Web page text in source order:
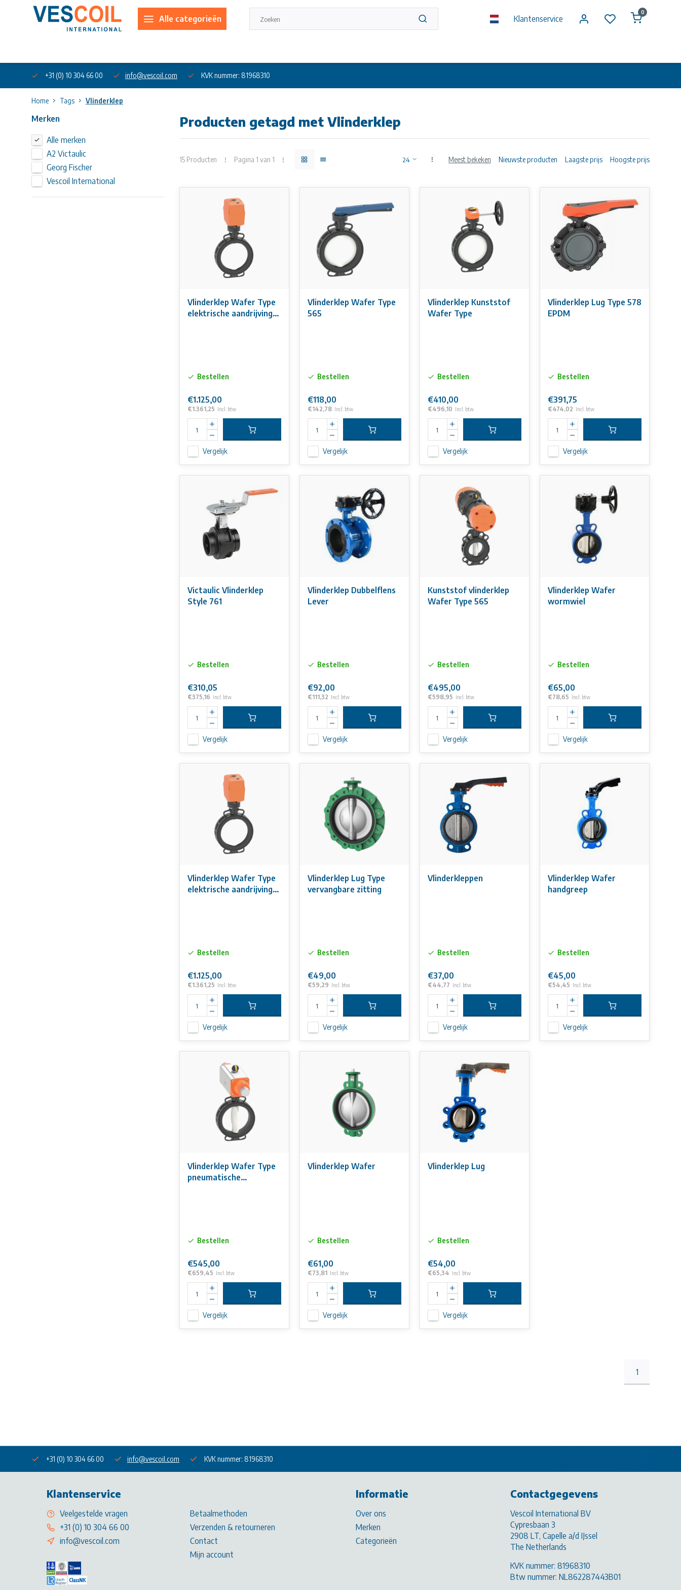
Alle categorieën Klantenservice
0
+31 (0) 10 304 66 00 info@vescoil.com KVK nummer: 81968310
Home Tags Vlinderklep
Merken
Alle merken
A2 Victaulic
Georg Fischer
Vescoil International
Producten getagd met Vlinderklep
15 Producten Pagina 1 van 1 Meest bekeken Nieuwste producten Laagste prijs Hoogste prijs
Vlinderklep Wafer Type
elektrische aandrijving
Bestellen
€1.125,00
€1.361,25 Incl. btw
Vergelijk
Vlinderklep Wafer Type
565
Bestellen
€118,00
€142,78 Incl. btw
Vergelijk
Vlinderklep Kunststof
Wafer Type
Bestellen
€410,00
€496,10 Incl. btw
Vergelijk
Vlinderklep Lug Type 578
EPDM
Bestellen
€391,75
€474,02 Incl. btw
Vergelijk
Victaulic Vlinderklep
Style 761
Bestellen
€310,05
€375,16 Incl. btw
Vergelijk
Vlinderklep Dubbelflens
Lever
Bestellen
€92,00
€111,32 Incl. btw
Vergelijk
Kunststof vlinderklep
Wafer Type 565
Bestellen
€495,00
€598,95 Incl. btw
Vergelijk
Vlinderklep Wafer
wormwiel
Bestellen
€65,00
€78,65 Incl. btw
Vergelijk
Vlinderklep Wafer Type
elektrische aandrijving
Bestellen
€1.125,00
€1.361,25 Incl. btw
Vergelijk
Vlinderklep Lug Type
vervangbare zitting
Bestellen
€49,00
€59,29 Incl. btw
Vergelijk
Vlinderkleppen
Bestellen
€37,00
€44,77 Incl. btw
Vergelijk
Vlinderklep Wafer
handgreep
Bestellen
€45,00
€54,45 Incl. btw
Vergelijk
Vlinderklep Wafer Type
pneumatische
Bestellen
€545,00
€659,45 Incl. btw
Vergelijk
Vlinderklep Wafer
Bestellen
€61,00
€73,81 Incl. btw
Vergelijk
Vlinderklep Lug
Bestellen
€54,00
€65,34 Incl. btw
Vergelijk
1
+31 (0) 10 304 66 00 info@vescoil.com KVK nummer: 81968310
Klantenservice
Veelgestelde vragen
+31 (0) 10 304 66 00
info@vescoil.com
Betaalmethoden
Verzenden & retourneren
Contact
Mijn account
Informatie
Over ons
Merken
Categorieën
Contactgegevens
Vescoil International BV
Cypresbaan 3
2908 LT, Capelle a/d IJssel
The Netherlands
KVK nummer: 81968310
Btw nummer: NL862287443B01